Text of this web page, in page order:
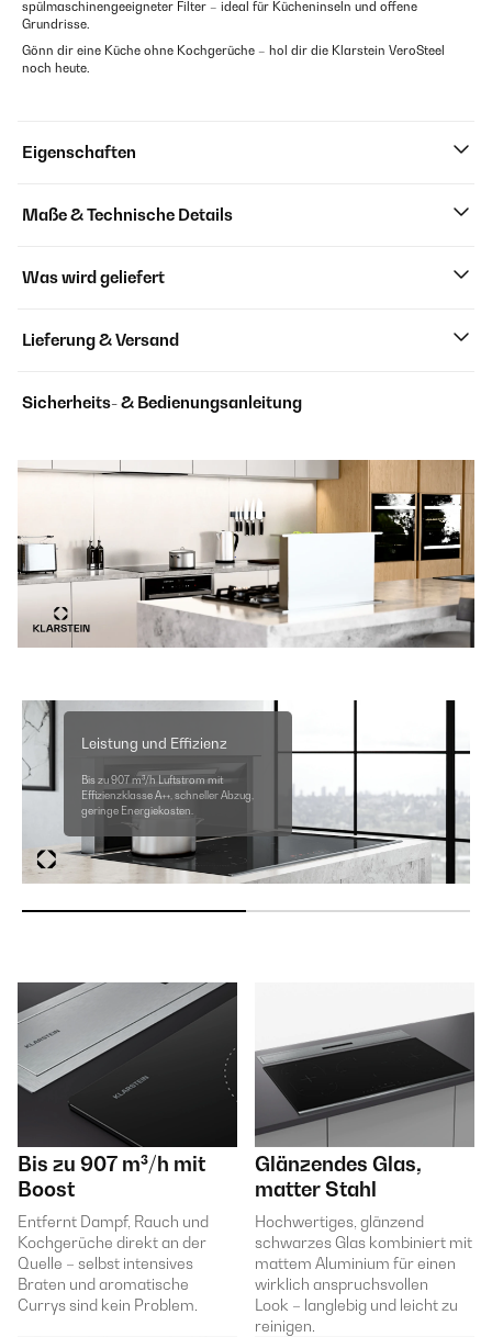
spülmaschinengeeigneter Filter – ideal für Kücheninseln und offene
Grundrisse.
Gönn dir eine Küche ohne Kochgerüche – hol dir die Klarstein VeroSteel
noch heute.
Eigenschaften
Maße & Technische Details
Was wird geliefert
Lieferung & Versand
Sicherheits- & Bedienungsanleitung
Leistung und Effizienz
Bis zu 907 m³/h Luftstrom mit
Effizienzklasse A++, schneller Abzug,
geringe Energiekosten.
Bis zu 907 m³/h mit
Boost
Entfernt Dampf, Rauch und
Kochgerüche direkt an der
Quelle – selbst intensives
Braten und aromatische
Currys sind kein Problem.
Glänzendes Glas,
matter Stahl
Hochwertiges, glänzend
schwarzes Glas kombiniert mit
mattem Aluminium für einen
wirklich anspruchsvollen
Look – langlebig und leicht zu
reinigen.